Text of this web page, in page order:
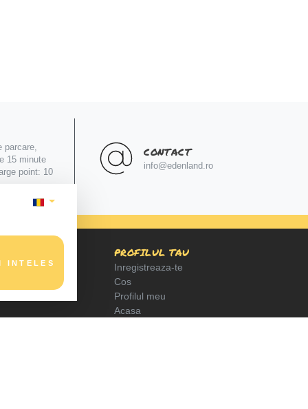
INTELES
parcare,
15 minute
point: 10
CONTACT
info@edenland.ro
PROFILUL TAU
Inregistreaza-te
Cos
Profilul meu
Acasa